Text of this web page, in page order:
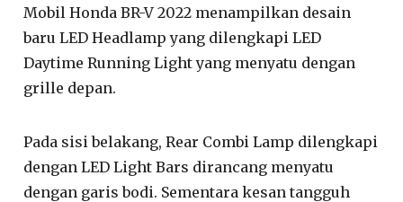
Mobil Honda BR-V 2022 menampilkan desain
baru LED Headlamp yang dilengkapi LED
Daytime Running Light yang menyatu dengan
grille depan.
Pada sisi belakang, Rear Combi Lamp dilengkapi
dengan LED Light Bars dirancang menyatu
dengan garis bodi. Sementara kesan tangguh